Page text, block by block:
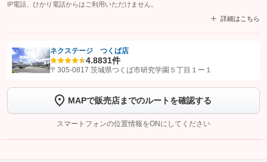
IP電話、ひかり電話からはご利用いただけません。
詳細はこちら
【STEP1】認証画面でグーネットを友だち追加してから「許可する」ボタンを押
トーク画面で
ボタンをタップして問い合わせを
完了してください。
こちら
ネクステージ つくば店
4.8831件
〒305-0817 茨城県つくば市研究学園５丁目１ー１
MAPで販売店までのルートを確認する
スマートフォンの位置情報をONにしてください